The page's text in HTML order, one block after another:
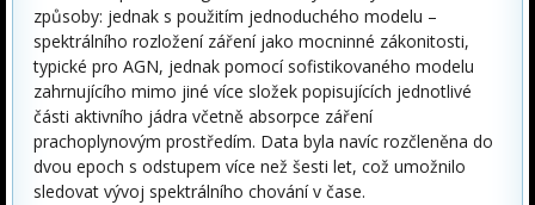
způsoby: jednak s použitím jednoduchého modelu –
spektrálního rozložení záření jako mocninné zákonitosti,
typické pro AGN, jednak pomocí sofistikovaného modelu
zahrnujícího mimo jiné více složek popisujících jednotlivé
části aktivního jádra včetně absorpce záření
prachoplynovým prostředím. Data byla navíc rozčleněna do
dvou epoch s odstupem více než šesti let, což umožnilo
sledovat vývoj spektrálního chování v čase.